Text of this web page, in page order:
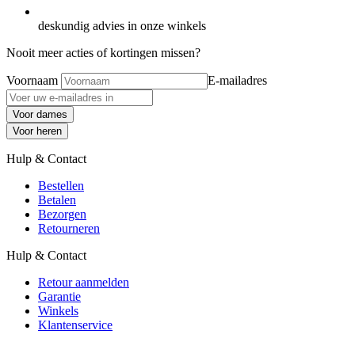
deskundig advies in onze winkels
Nooit meer acties of kortingen missen?
Voornaam E-mailadres
Voor dames
Voor heren
Hulp & Contact
Bestellen
Betalen
Bezorgen
Retourneren
Hulp & Contact
Retour aanmelden
Garantie
Winkels
Klantenservice